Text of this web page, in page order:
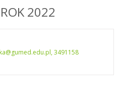
2022
3491158